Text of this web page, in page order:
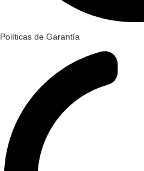
Políticas de Garantía